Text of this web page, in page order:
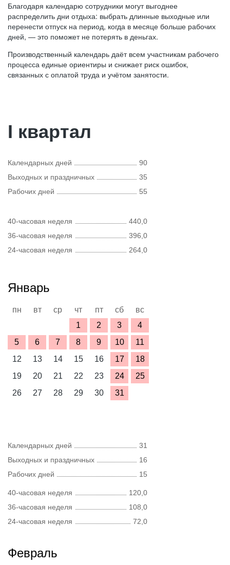
Благодаря календарю сотрудники могут выгоднее
распределить дни отдыха: выбрать длинные выходные или
перенести отпуск на период, когда в месяце больше рабочих
дней, — это поможет не потерять в деньгах.
Производственный календарь даёт всем участникам рабочего
процесса единые ориентиры и снижает риск ошибок,
связанных с оплатой труда и учётом занятости.
I квартал
Календарных дней
90
Выходных и праздничных
35
Рабочих дней
55
40-часовая неделя
440,0
36-часовая неделя
396,0
24-часовая неделя
264,0
Январь
пн вт ср чт пт сб
вс
1
2 3
4
5
6 7 8 9 10
11
12
13 14 15 16 17
18
19
20 21 22 23 24
25
26
27 28 29 30 31
Календарных дней
31
Выходных и праздничных
16
Рабочих дней
15
40-часовая неделя
120,0
36-часовая неделя
108,0
24-часовая неделя
72,0
Февраль